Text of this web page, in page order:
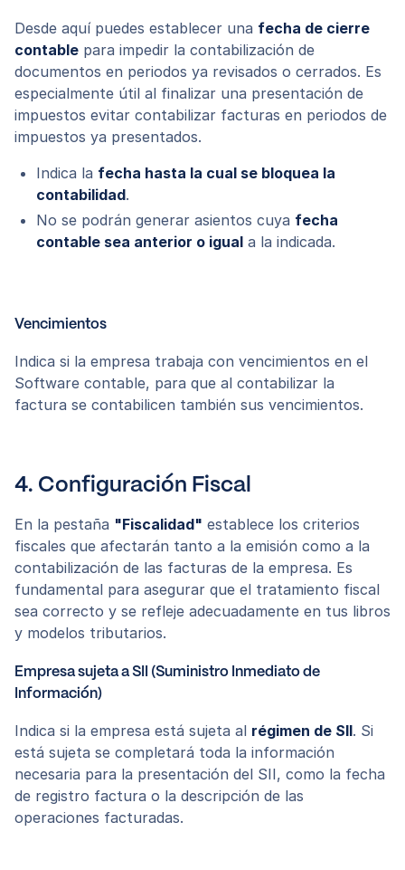
Desde aquí puedes establecer una fecha de cierre
contable para impedir la contabilización de
documentos en periodos ya revisados o cerrados. Es
especialmente útil al finalizar una presentación de
impuestos evitar contabilizar facturas en periodos de
impuestos ya presentados.
Indica la fecha hasta la cual se bloquea la
contabilidad.
No se podrán generar asientos cuya fecha
contable sea anterior o igual a la indicada.
Vencimientos
Indica si la empresa trabaja con vencimientos en el
Software contable, para que al contabilizar la
factura se contabilicen también sus vencimientos.
4. Configuración Fiscal
En la pestaña "Fiscalidad" establece los criterios
fiscales que afectarán tanto a la emisión como a la
contabilización de las facturas de la empresa. Es
fundamental para asegurar que el tratamiento fiscal
sea correcto y se refleje adecuadamente en tus libros
y modelos tributarios.
Empresa sujeta a SII (Suministro Inmediato de
Información)
Indica si la empresa está sujeta al régimen de SII. Si
está sujeta se completará toda la información
necesaria para la presentación del SII, como la fecha
de registro factura o la descripción de las
operaciones facturadas.